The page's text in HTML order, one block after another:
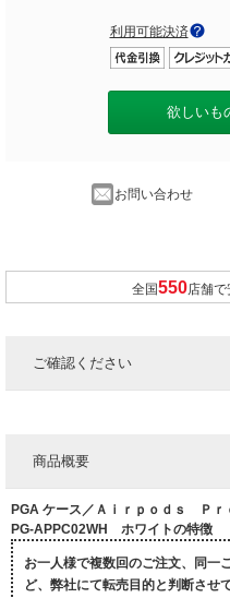
利用可能決済
欲しいも
お問い合わせ
全国 店舗で
ご確認ください
商品概要
PGA ケース／Ａｉｒｐｏｄｓ Ｐｒ
PG-APPC02WH ホワイトの特徴
お一人様で複数回のご注文、同一
ど、弊社にて転売目的と判断させ